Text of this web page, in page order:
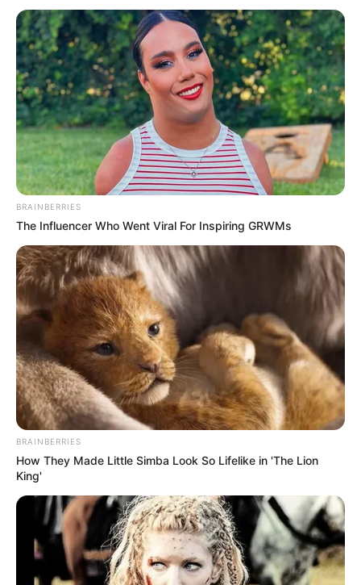
BRAINBERRIES
The Influencer Who Went Viral For Inspiring GRWMs
BRAINBERRIES
How They Made Little Simba Look So Lifelike in 'The Lion
King'